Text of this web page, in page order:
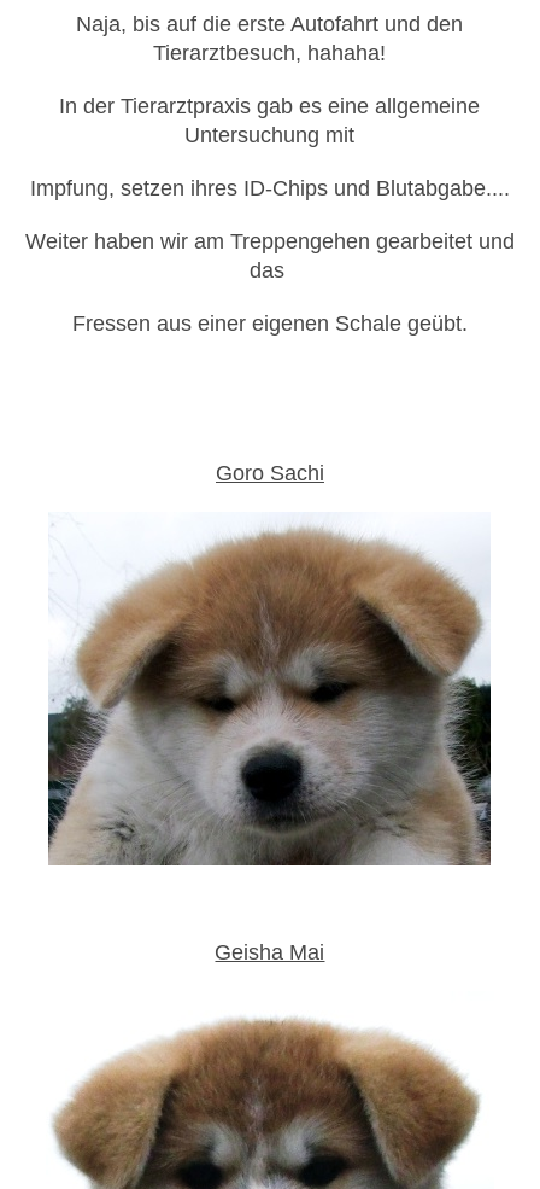
Naja, bis auf die erste Autofahrt und den
Tierarztbesuch, hahaha!
In der Tierarztpraxis gab es eine allgemeine
Untersuchung mit
Impfung, setzen ihres ID-Chips und Blutabgabe....
Weiter haben wir am Treppengehen gearbeitet und
das
Fressen aus einer eigenen Schale geübt.
Goro Sachi
Geisha Mai